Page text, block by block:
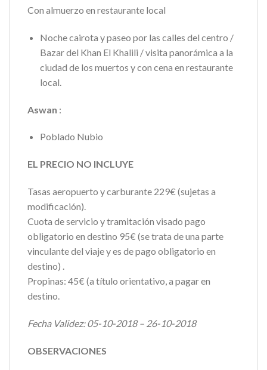
Con almuerzo en restaurante local
Noche cairota y paseo por las calles del centro /
Bazar del Khan El Khalili / visita panorámica a la
ciudad de los muertos y con cena en restaurante
local.
Aswan :
Poblado Nubio
EL PRECIO NO INCLUYE
Tasas aeropuerto y carburante 229€ (sujetas a
modificación).
Cuota de servicio y tramitación visado pago
obligatorio en destino 95€ (se trata de una parte
vinculante del viaje y es de pago obligatorio en
destino) .
Propinas: 45€ (a título orientativo, a pagar en
destino.
Fecha Validez: 05-10-2018 – 26-10-2018
OBSERVACIONES